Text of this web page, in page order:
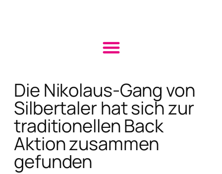
Die Nikolaus-Gang von
Silbertaler hat sich zur
traditionellen Back
Aktion zusammen
gefunden